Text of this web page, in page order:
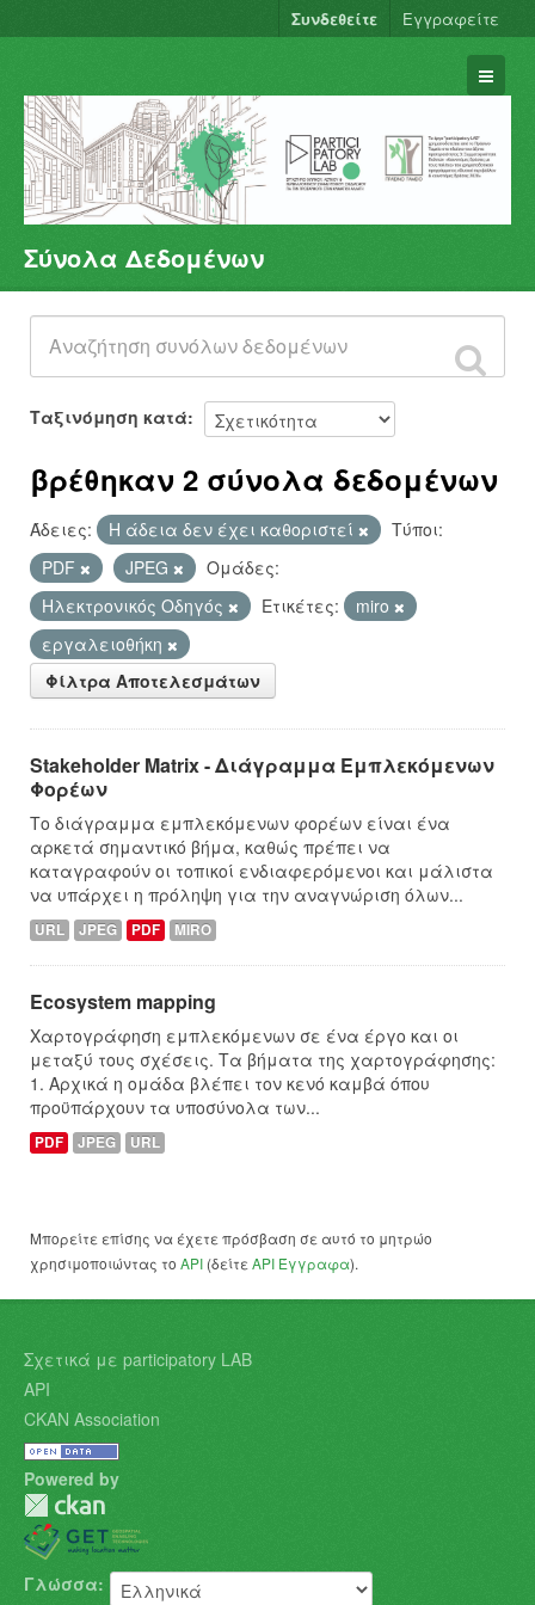
Συνδεθείτε Εγγραφείτε
Σύνολα Δεδομένων
Φορείς
Ομάδες
Σχετικά
Σύνολα Δεδομένων
Ταξινόμηση κατά
βρέθηκαν 2 σύνολα δεδομένων
Άδειες: Η άδεια δεν έχει καθοριστεί
Τύποι:
PDF
JPEG
Ομάδες:
Hλεκτρονικός Οδηγός
Ετικέτες:
miro
εργαλειοθήκη
Φίλτρα Αποτελεσμάτων
Stakeholder Matrix - Διάγραμμα Εμπλεκόμενων
Φορέων
Το διάγραμμα εμπλεκόμενων φορέων είναι ένα
αρκετά σημαντικό βήμα, καθώς πρέπει να
καταγραφούν οι τοπικοί ενδιαφερόμενοι και μάλιστα
να υπάρχει η πρόληψη για την αναγνώριση όλων...
URL JPEG PDF MIRO
Ecosystem mapping
Χαρτογράφηση εμπλεκόμενων σε ένα έργο και οι
μεταξύ τους σχέσεις. Τα βήματα της χαρτογράφησης:
1. Αρχικά η ομάδα βλέπει τον κενό καμβά όπου
προϋπάρχουν τα υποσύνολα των...
PDF JPEG URL
Μπορείτε επίσης να έχετε πρόσβαση σε αυτό το μητρώο
χρησιμοποιώντας το API (δείτε API Έγγραφα).
Σχετικά με participatory LAB
API
CKAN Association
Powered by
Γλώσσα